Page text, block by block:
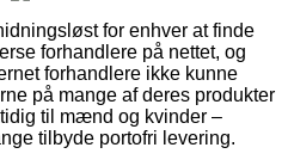
for enhver at finde
forhandlere på nettet, og
forhandlere ikke kunne
på mange af deres produkter
til mænd og kvinder –
tilbyde portofri levering.